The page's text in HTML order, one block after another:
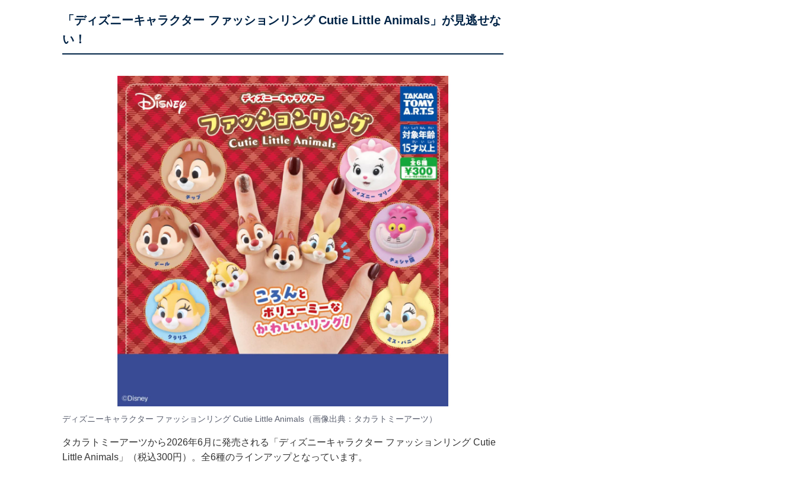
「ディズニーキャラクター ファッションリング Cutie Little Animals」が見逃せな
い！
ディズニーキャラクター ファッションリング Cutie Little Animals（画像出典：タカラトミーアーツ）
タカラトミーアーツから2026年6月に発売される「ディズニーキャラクター ファッションリング Cutie
Little Animals」（税込300円）。全6種のラインアップとなっています。